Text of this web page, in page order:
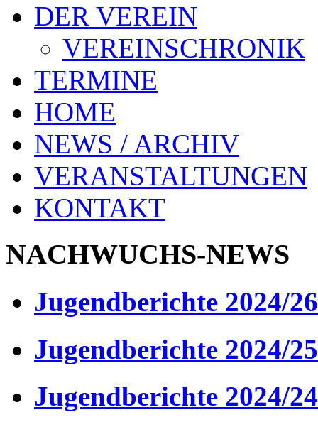
DER VEREIN
VEREINSCHRONIK
TERMINE
HOME
NEWS / ARCHIV
VERANSTALTUNGEN
KONTAKT
NACHWUCHS-NEWS
Jugendberichte 2024/26
Jugendberichte 2024/25
Jugendberichte 2024/24